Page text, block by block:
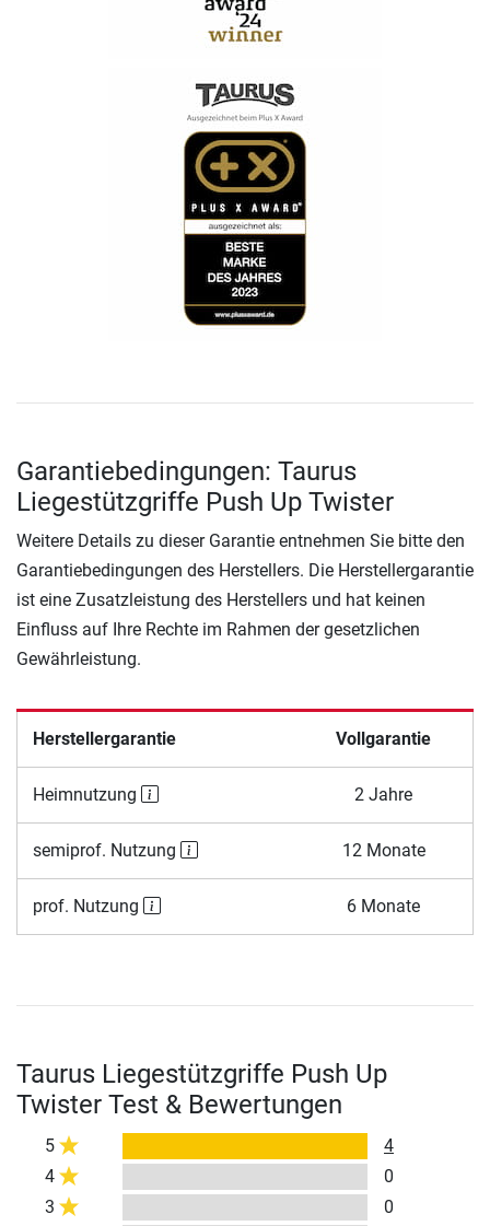
Garantiebedingungen: Taurus
Liegestützgriffe Push Up Twister
Weitere Details zu dieser Garantie entnehmen Sie bitte den
Garantiebedingungen des Herstellers. Die Herstellergarantie
ist eine Zusatzleistung des Herstellers und hat keinen
Einfluss auf Ihre Rechte im Rahmen der gesetzlichen
Gewährleistung.
Herstellergarantie Vollgarantie
Heimnutzung 2 Jahre
semiprof. Nutzung 12 Monate
prof. Nutzung 6 Monate
Taurus Liegestützgriffe Push Up
Twister Test & Bewertungen
5
4
4
0
3
0